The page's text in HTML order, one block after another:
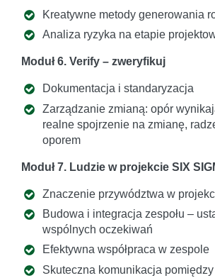
Kreatywne metody generowania
Analiza ryzyka na etapie
Moduł 6. Verify – zweryfikuj
Dokumentacja i standaryzacja
Zarządzanie zmianą: opór
realne spojrzenie na zmianę,
oporem
Moduł 7. Ludzie w projekcie SIX
Znaczenie przywództwa w
Budowa i integracja zespołu –
wspólnych oczekiwań
Efektywna współpraca w zespole
Skuteczna komunikacja pomiędzy